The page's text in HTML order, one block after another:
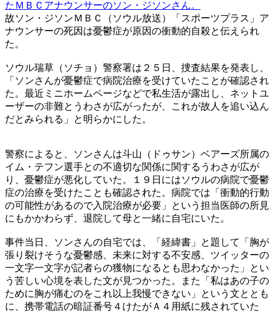
たＭＢＣアナウンサーのソン・ジソンさん。
故ソン・ジソンＭＢＣ（ソウル放送）「スポーツプラス」ア
ナウンサーの死因は憂鬱症が原因の衝動的自殺と伝えられ
た。
ソウル瑞草（ソチョ）警察署は２５日、捜査結果を発表し、
「ソンさんが憂鬱症で病院治療を受けていたことが確認され
た。最近ミニホームページなどで私生活が露出し、ネットユ
ーザーの非難とうわさが広がったが、これが故人を追い込ん
だとみられる」と明らかにした。
警察によると、ソンさんは斗山（ドゥサン）ベアーズ所属の
イム・テフン選手との不適切な関係に関するうわさが広が
り、憂鬱症が悪化していた。１９日にはソウルの病院で憂鬱
症の治療を受けたことも確認された。病院では「衝動的行動
の可能性があるので入院治療が必要」という担当医師の所見
にもかかわらず、退院して母と一緒に自宅にいた。
事件当日、ソンさんの自宅では、「経緯書」と題して「胸が
張り裂けそうな憂鬱感、未来に対する不安感、ツイッターの
一文字一文字が記者らの獲物になるとも思わなかった」とい
う苦しい心境を表した文が見つかった。また「私はあの子の
ために胸が痛むのをこれ以上我慢できない」という文ととも
に、携帯電話の暗証番号４けたがＡ４用紙に残されていた